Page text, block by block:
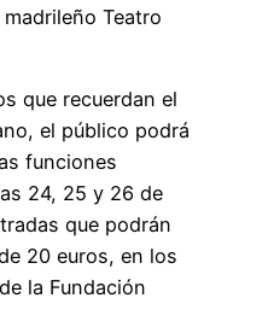
Teatro
que recuerdan el
el público podrá
funciones
24, 25 y 26 de
que podrán
20 euros, en los
la Fundación